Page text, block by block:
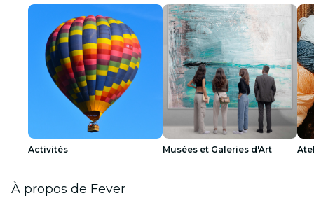
Activités Musées et Galeries d'Art
À propos de Fever